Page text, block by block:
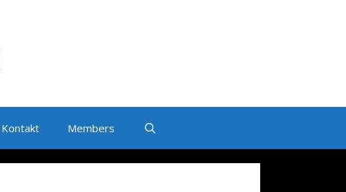
Kontakt Members